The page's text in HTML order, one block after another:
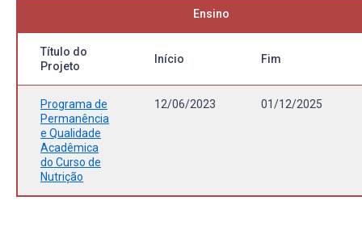
Ensino
Título do
Projeto
Início Fim
Programa de
Permanência
e Qualidade
Acadêmica
do Curso de
Nutrição
12/06/2023 01/12/2025